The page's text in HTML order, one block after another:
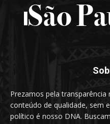
Prezamos pela
conteúdo de qualidade, sem
político é nosso DNA.